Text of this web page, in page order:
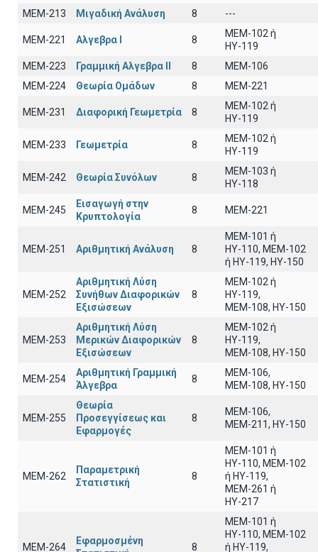
ΜΕΜ-213
Μιγαδική Ανάλυση 8 ---
ΜΕΜ-221 Αλγεβρα Ι 8
ΜΕΜ-102 ή
ΗΥ-119
ΜΕΜ-223
Γραμμική Αλγεβρα ΙΙ 8
MEM-106
ΜΕΜ-224
Θεωρία Ομάδων 8 MEM-221
ΜΕΜ-231 Διαφορική Γεωμετρία 8
MEM-102 ή
ΗΥ-119
ΜΕΜ-233 Γεωμετρία 8
MEM-102 ή
ΗΥ-119
ΜΕΜ-242 Θεωρία Συνόλων 8
ΜΕΜ-103 ή
ΗΥ-118
ΜΕΜ-245
Εισαγωγή στην
Κρυπτολογία
8 MEM-221
ΜΕΜ-251 Αριθμητική Ανάλυση 8
ΜΕΜ-101 ή
ΗΥ-110, MEM-102
ή ΗΥ-119, ΗΥ-150
ΜΕΜ-252
Αριθμητική Λύση
Συνήθων Διαφορικών
Εξισώσεων
8
MEM-102 ή
ΗΥ-119,
ΜΕΜ-108, ΗΥ-150
ΜΕΜ-253
Αριθμητική Λύση
Μερικών Διαφορικών
Εξισώσεων
8
ΜΕΜ-102 ή
ΗΥ-119,
ΜΕΜ-108, ΗΥ-150
ΜΕΜ-254
Αριθμητική Γραμμική
Άλγεβρα
8
ΜΕΜ-106,
ΜΕΜ-108, ΗΥ-150
ΜΕΜ-255
Θεωρία
Προσεγγίσεως και
Εφαρμογές
8
ΜΕΜ-106,
ΜΕΜ-211, ΗΥ-150
ΜΕΜ-262
Παραμετρική
Στατιστική
8
ΜΕΜ-101 ή
ΗΥ-110, MEM-102
ή ΗΥ-119,
ΜΕΜ-261 ή
ΗΥ-217
ΜΕΜ-264
Εφαρμοσμένη
8
ΜΕΜ-101 ή
ΗΥ-110, MEM-102
ή ΗΥ-119,